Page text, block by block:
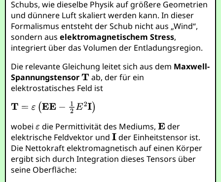
Schubs, wie dieselbe Physik auf größere Geometrien
und dünnere Luft skaliert werden kann. In dieser
Formalismus entsteht der Schub nicht aus „Wind“,
sondern auselektromagnetischem Stress,
integriert über das Volumen der Entladungsregion.
Die relevante Gleichung leitet sich aus dem Maxwell-
Spannungstensor
ab, der für ein
elektrostatisches Feld ist
wobei die Permittivität des Mediums,
der
elektrische Feldvektor und der Einheitstensor ist.
Die Nettokraft elektromagnetisch auf einen Körper
ergibt sich durch Integration dieses Tensors über
seine Oberfläche: